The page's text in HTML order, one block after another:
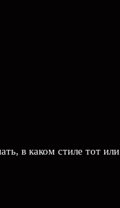
в каком стиле тот или